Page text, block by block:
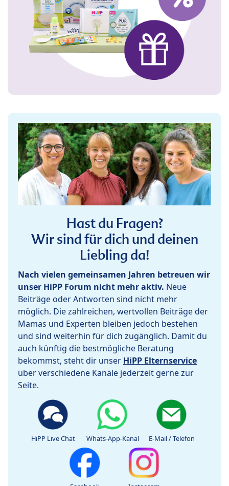
Hast du Fragen?
Wir sind für dich und deinen
Liebling da!
Nach vielen gemeinsamen Jahren betreuen wir
unser HiPP Forum nicht mehr aktiv. Neue
Beiträge oder Antworten sind nicht mehr
möglich. Die zahlreichen, wertvollen Beiträge der
Mamas und Experten bleiben jedoch bestehen
und sind weiterhin für dich zugänglich. Damit du
auch künftig die bestmögliche Beratung
bekommst, steht dir unser HiPP Elternservice
über verschiedene Kanäle jederzeit gerne zur
Seite.
HiPP Live Chat Whats-App-Kanal E-Mail / Telefon